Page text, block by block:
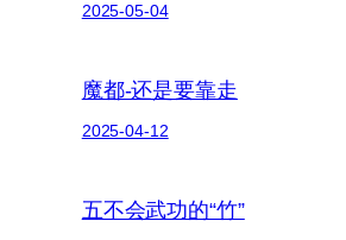
2025-05-04
魔都-还是要靠走
2025-04-12
五不会武功的“竹”